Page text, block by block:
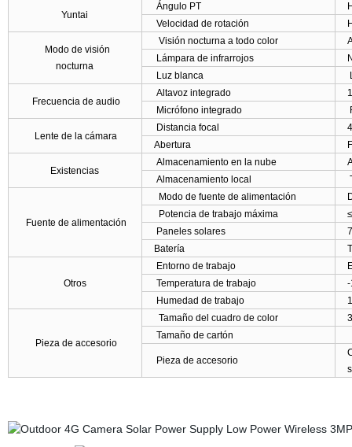
Yuntai
Ángulo PT
Velocidad de rotación
Modo de visión
nocturna
Visión nocturna a todo color
Lámpara de infrarrojos
Luz blanca
Frecuencia de audio
Altavoz integrado
Micrófono integrado
Lente de la cámara
Distancia focal
Abertura
Existencias
Almacenamiento en la nube
Almacenamiento local
Fuente de alimentación
Modo de fuente de alimentación
Potencia de trabajo máxima
Paneles solares
Batería
Otros
Entorno de trabajo
Temperatura de trabajo
-
Humedad de trabajo
Pieza de accesorio
Tamaño del cuadro de color
Tamaño de cartón
Pieza de accesorio